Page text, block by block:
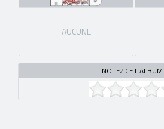
AUCUNE
NOTEZ CET